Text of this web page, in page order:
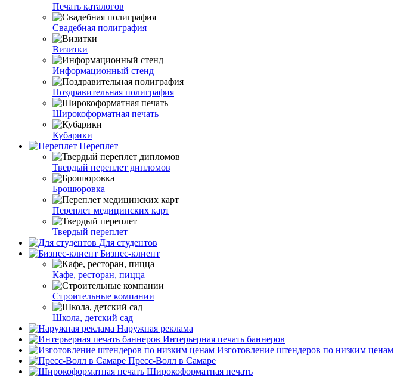
Печать каталогов
Свадебная полиграфия
Визитки
Информационный стенд
Поздравительная полиграфия
Широкоформатная печать
Кубарики
Переплет
Твердый переплет дипломов
Брошюровка
Переплет медицинских карт
Твердый переплет
Для студентов
Бизнес-клиент
Кафе, ресторан, пицца
Строительные компании
Школа, детский сад
Наружная реклама
Интерьерная печать баннеров
Изготовление штендеров по низким ценам
Пресс-Волл в Самаре
Широкоформатная печать